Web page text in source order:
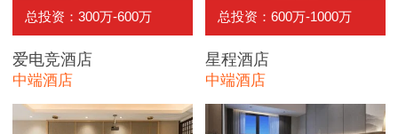
总投资：300万-600万
爱电竞酒店
中端酒店
总投资：600万-1000万
星程酒店
中端酒店